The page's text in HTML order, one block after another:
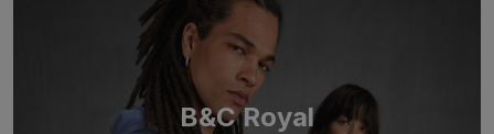
B&C Royal